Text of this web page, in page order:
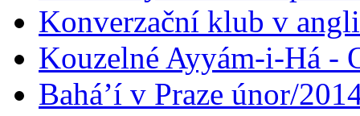
Konverzační klub v
Kouzelné Ayyám-i-Há -
Bahá’í v Praze únor/